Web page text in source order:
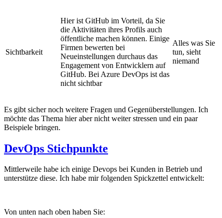
Sichtbarkeit
Hier ist GitHub im Vorteil, da Sie
die Aktivitäten ihres Profils auch
öffentliche machen können. Einige
Firmen bewerten bei
Neueinstellungen durchaus das
Engagement von Entwicklern auf
GitHub. Bei Azure DevOps ist das
nicht sichtbar
Alles was Sie
tun, sieht
niemand
Es gibt sicher noch weitere Fragen und Gegenüberstellungen. Ich
möchte das Thema hier aber nicht weiter stressen und ein paar
Beispiele bringen.
DevOps Stichpunkte
Mittlerweile habe ich einige Devops bei Kunden in Betrieb und
unterstütze diese. Ich habe mir folgenden Spickzettel entwickelt:
Von unten nach oben haben Sie: